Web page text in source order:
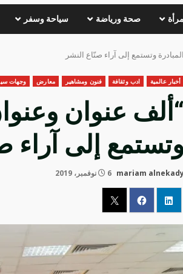
صحة ورياضة سياحة وسفر
وتستمع إلى آراء صنّاع النشر
أخبار عالمية ادب وثقافة فنون ومشاهير معارض وجهات
“ألف عنوان
وتستمع إلى آراء
mariam 6 نوفمبر، 2019